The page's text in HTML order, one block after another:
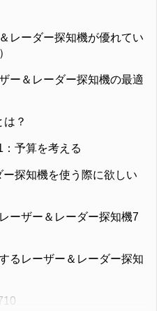
レーダー探知機が優れてい
ー＆レーダー探知機の最適
は？
予算を考える
探知機を使う際に欲しい
ーザー＆レーダー探知機7
るレーザー＆レーダー探知